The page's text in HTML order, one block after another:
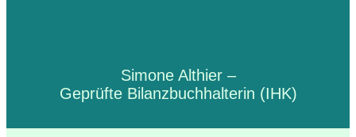
Simone Althier –
Geprüfte Bilanzbuchhalterin (IHK)